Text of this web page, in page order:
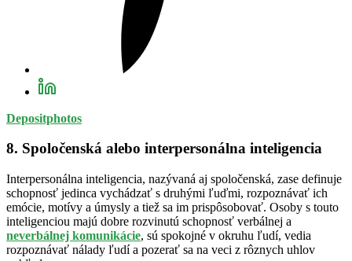
Depositphotos
8. Spoločenská alebo interpersonálna inteligencia
Interpersonálna inteligencia, nazývaná aj spoločenská, zase definuje
schopnosť jedinca vychádzať s druhými ľuďmi, rozpoznávať ich
emócie, motívy a úmysly a tiež sa im prispôsobovať. Osoby s touto
inteligenciou majú dobre rozvinutú schopnosť verbálnej a
neverbálnej komunikácie, sú spokojné v okruhu ľudí, vedia
rozpoznávať nálady ľudí a pozerať sa na veci z rôznych uhlov